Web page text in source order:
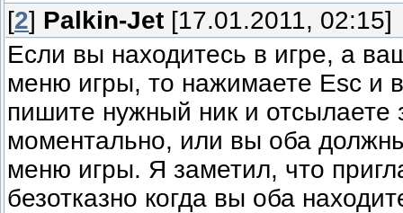
[2] Palkin-Jet [17.01.2011, 02:15]
Если вы находитесь в игре, а
меню игры, то нажимаете Esc и
пишите нужный ник и отсылаете
моментально, или вы оба
меню игры. Я заметил, что
безотказно когда вы оба